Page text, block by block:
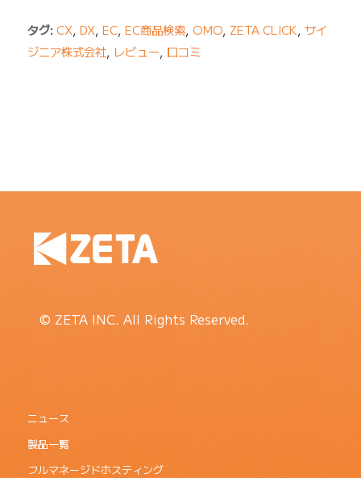
タグ: CX, DX, EC, EC商品検索, OMO, ZETA CLICK, サイ
ジニア株式会社, レビュー, 口コミ
© ZETA INC. All Rights Reserved.
ニュース
製品一覧
フルマネージドホスティング